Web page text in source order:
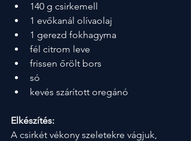
140 g csirkemell
1 evőkanál olívaolaj
1 gerezd fokhagyma
fél citrom leve
frissen őrölt bors
só
kevés szárított oregánó
Elkészítés:
A csirkét vékony szeletekre vágjuk,